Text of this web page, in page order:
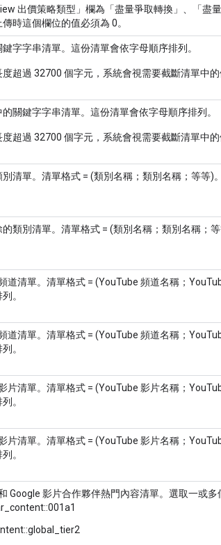
出價策略類型」欄為「盡量爭取轉換」、「盡
時這個欄位的值必須為 0。
字字串清單。這份清單會依字母順序排列。
超過 32700 個字元，系統會視需要截斷清單中
關鍵字字串清單。這份清單會依字母順序排列。
超過 32700 個字元，系統會視需要截斷清單中
清單。清單格式 = (類別名稱；類別名稱；等等)
類別清單。清單格式 = (類別名稱；類別名稱；
道清單。清單格式 = (YouTube 頻道名稱；
。
道清單。清單格式 = (YouTube 頻道名稱；
。
片清單。清單格式 = (YouTube 影片名稱；
。
片清單。清單格式 = (YouTube 影片名稱；
。
Google 影片合作夥伴熱門內容清單。選取一或多